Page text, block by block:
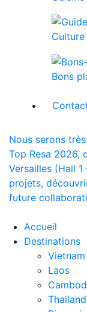
Bons
Nous serons
Top Resa 2026,
Versailles (Hall
projets,
future
Accueil
Destinations
Vietnam
Laos